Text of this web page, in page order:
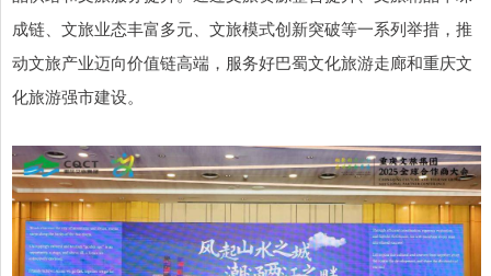
成链、文旅业态丰富多元、文旅模式创新突破等一系列举措，推
动文旅产业迈向价值链高端，服务好巴蜀文化旅游走廊和重庆文
化旅游强市建设。